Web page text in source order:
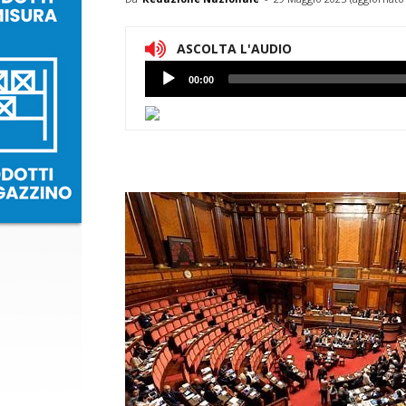
ASCOLTA L'AUDIO
Lettore
Audio
00:00